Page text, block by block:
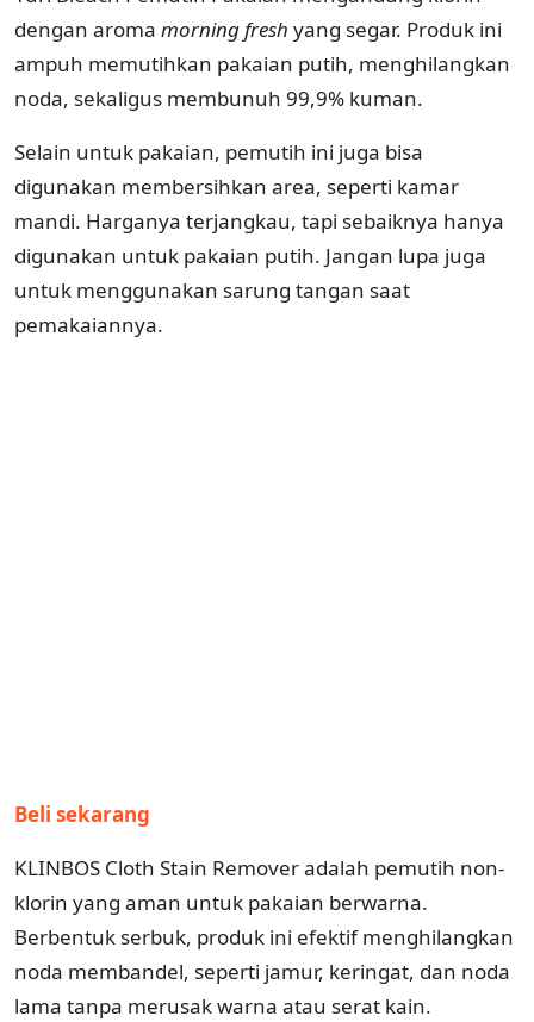
dengan aroma morningfresh yang segar. Produk ini
ampuh memutihkan pakaian putih, menghilangkan
noda, sekaligus membunuh 99,9% kuman.
Selain untuk pakaian, pemutih ini juga bisa
digunakan membersihkan area, seperti kamar
mandi. Harganya terjangkau, tapi sebaiknya hanya
digunakan untuk pakaian putih. Jangan lupa juga
untuk menggunakan sarung tangan saat
pemakaiannya.
Beli sekarang
KLINBOS Cloth Stain Remover adalah pemutih non-
klorin yang aman untuk pakaian berwarna.
Berbentuk serbuk, produk ini efektif menghilangkan
noda membandel, seperti jamur, keringat, dan noda
lama tanpa merusak warna atau serat kain.